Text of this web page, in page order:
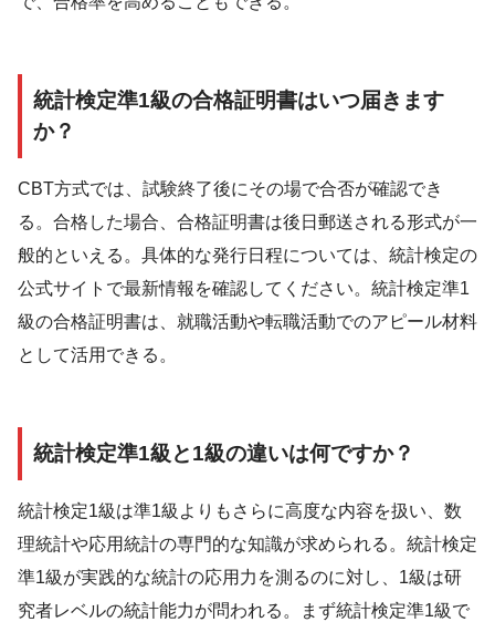
統計検定準1級の合格証明書はいつ届きます
か？
CBT方式では、試験終了後にその場で合否が確認でき
る。合格した場合、合格証明書は後日郵送される形式が一
般的といえる。具体的な発行日程については、統計検定の
公式サイトで最新情報を確認してください。統計検定準1
級の合格証明書は、就職活動や転職活動でのアピール材料
として活用できる。
統計検定準1級と1級の違いは何ですか？
統計検定1級は準1級よりもさらに高度な内容を扱い、数
理統計や応用統計の専門的な知識が求められる。統計検定
準1級が実践的な統計の応用力を測るのに対し、1級は研
究者レベルの統計能力が問われる。まず統計検定準1級で